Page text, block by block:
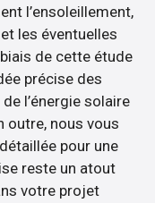
l’ensoleillement,
les éventuelles
de cette étude
précise des
l’énergie solaire
outre, nous vous
pour une
reste un atout
votre projet